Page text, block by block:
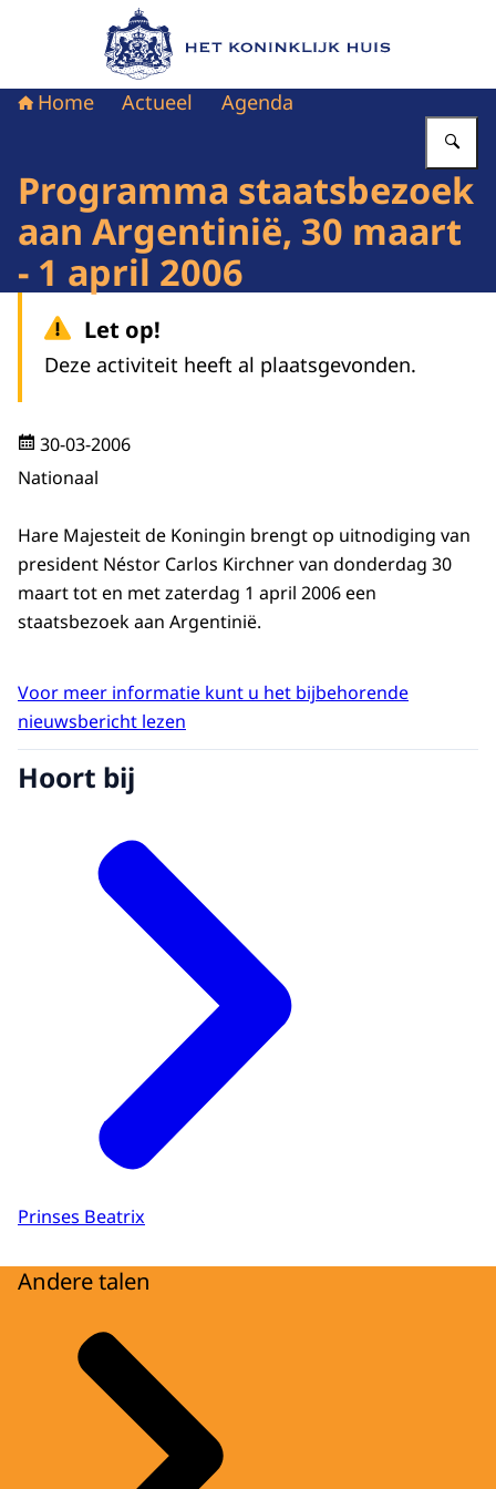
Naar de homepage van Het Koninklijk Huis
Home Actueel Agenda
Programma staatsbezoek
aan Argentinië, 30 maart
- 1 april 2006
Let op!
Deze activiteit heeft al plaatsgevonden.
30-03-2006
Nationaal
Hare Majesteit de Koningin brengt op uitnodiging van
president Néstor Carlos Kirchner van donderdag 30
maart tot en met zaterdag 1 april 2006 een
staatsbezoek aan Argentinië.
Voor meer informatie kunt u het bijbehorende
nieuwsbericht lezen
Hoort bij
Prinses Beatrix
Andere talen